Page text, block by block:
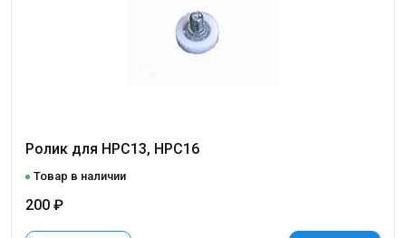
Ролик для НРС13, НРС16
Товар в наличии
200 ₽